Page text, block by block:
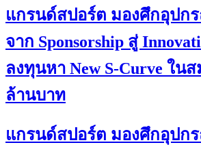
แกรนด์สปอร์ต มองศึกอุปก
จาก Sponsorship สู่
ลงทุนหา New S-Curve ในส
ล้านบาท
แกรนด์สปอร์ต มองศึกอุปก